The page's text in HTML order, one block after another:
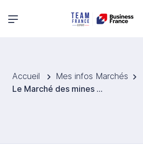
Menu principal
Accueil
Mes infos Marchés
Le Marché des mines en Algérie